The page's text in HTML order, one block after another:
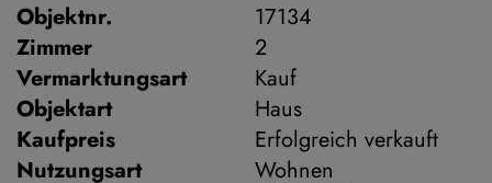
Objektnr.
17134
Zimmer
2
Vermarktungsart
Kauf
Objektart
Haus
Kaufpreis
Erfolgreich verkauft
Nutzungsart
Wohnen